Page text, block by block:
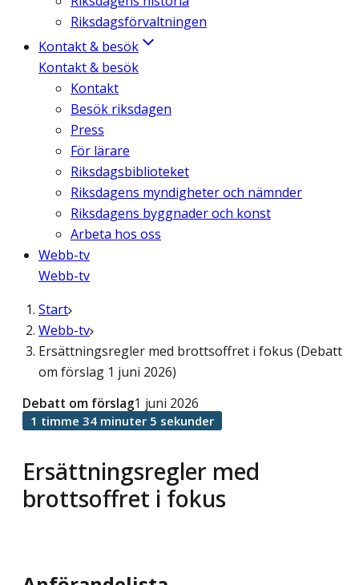
Riksdagsförvaltningen
Kontakt & besök
Kontakt & besök
Kontakt
Besök riksdagen
Press
För lärare
Riksdagsbiblioteket
Riksdagens myndigheter och nämnder
Riksdagens byggnader och konst
Arbeta hos oss
Webb-tv
Webb-tv
Start
Webb-tv
Ersättningsregler med brottsoffret i fokus (Debatt
om förslag 1 juni 2026)
Ersättningsregler med
brottsoffret i fokus
Debatt om förslag1 juni 2026
1 timme 34 minuter 5 sekunder